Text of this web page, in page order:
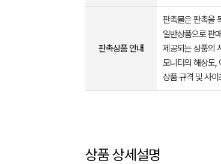
판촉상품 안내
판촉물은 판촉을
일반상품으로 판
제공되는 상품의
모니터의 해상도,
상품 규격 및 사
상품 상세설명